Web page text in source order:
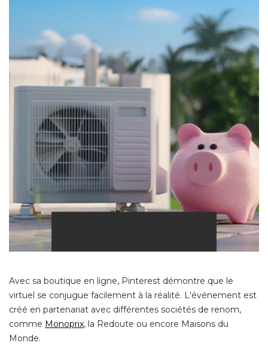
Avec sa boutique en ligne, Pinterest démontre que le
virtuel se conjugue facilement à la réalité. L'événement est
créé en partenariat avec différentes sociétés de renom,
comme Monoprix, la Redoute ou encore Maisons du
Monde.